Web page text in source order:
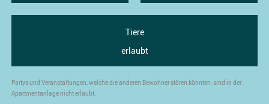
Tiere
erlaubt
Partys und Veranstaltungen, welche die anderen Bewohner stören könnten, sind in der
Apartmentanlage nicht erlaubt.